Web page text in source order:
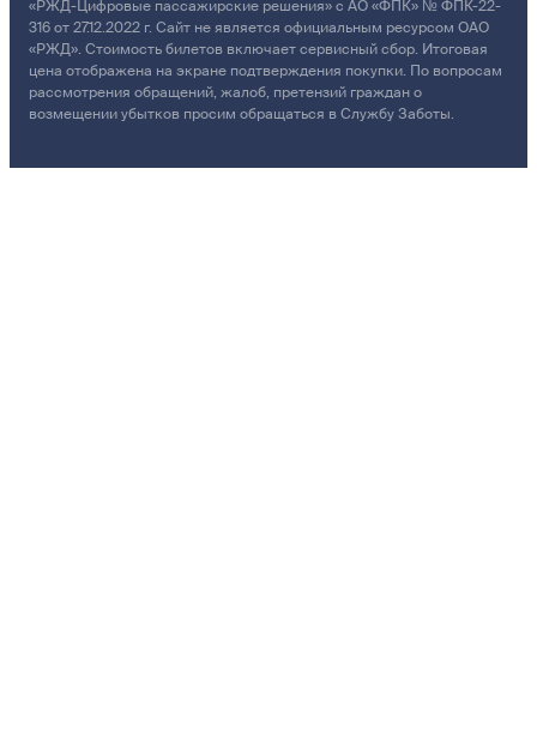
«РЖД-Цифровые пассажирские решения» с АО «ФПК» № ФПК-22-
316 от 27.12.2022 г. Сайт не является официальным ресурсом ОАО
«РЖД». Стоимость билетов включает сервисный сбор. Итоговая
цена отображена на экране подтверждения покупки. По вопросам
рассмотрения обращений, жалоб, претензий граждан о
возмещении убытков просим обращаться в Службу Заботы.